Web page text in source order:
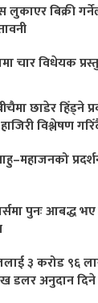
लुकाएर बिक्री
चार विधेयक
छाडेर हिँड्ने
विश्लेषण
पुनः आबद्ध
३ करोड ९६
डलर अनुदान दिने